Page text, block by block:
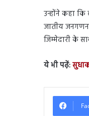
उन्होंने कहा
जातीय
जिम्मेदारी के
ये भी पढ़ें: